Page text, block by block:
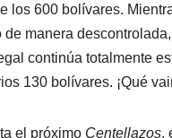
los 600 bolívares.
de manera
continúa totalmente
130 bolívares. ¡Qué
el próximo Centellazos,